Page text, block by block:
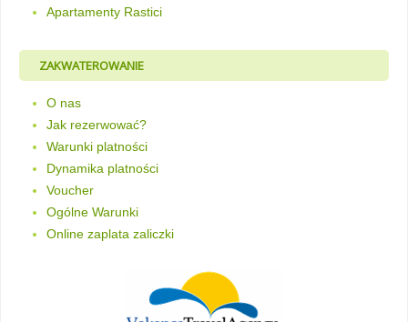
Apartamenty Rastici
ZAKWATEROWANIE
O nas
Jak rezerwować?
Warunki platności
Dynamika platności
Voucher
Ogólne Warunki
Online zaplata zaliczki